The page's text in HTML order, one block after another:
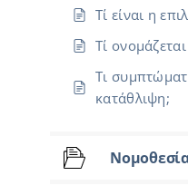
Τί είναι η
Τί
Τι
κατάθλιψη;